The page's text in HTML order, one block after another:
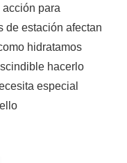
para
de estación afectan
hidratamos
hacerlo
especial